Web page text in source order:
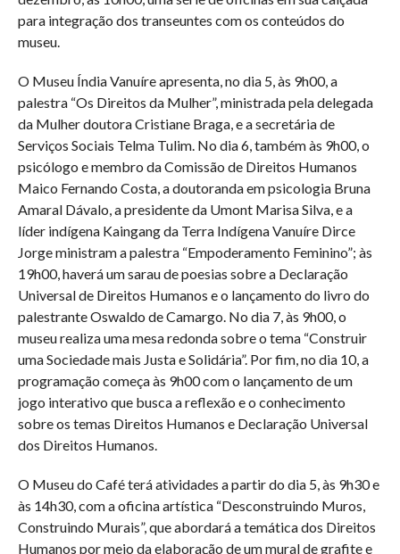
para integração dos transeuntes com os conteúdos do
museu.
O Museu Índia Vanuíre apresenta, no dia 5, às 9h00, a
palestra “Os Direitos da Mulher”, ministrada pela delegada
da Mulher doutora Cristiane Braga, e a secretária de
Serviços Sociais Telma Tulim. No dia 6, também às 9h00, o
psicólogo e membro da Comissão de Direitos Humanos
Maico Fernando Costa, a doutoranda em psicologia Bruna
Amaral Dávalo, a presidente da Umont Marisa Silva, e a
líder indígena Kaingang da Terra Indígena Vanuíre Dirce
Jorge ministram a palestra “Empoderamento Feminino”; às
19h00, haverá um sarau de poesias sobre a Declaração
Universal de Direitos Humanos e o lançamento do livro do
palestrante Oswaldo de Camargo. No dia 7, às 9h00, o
museu realiza uma mesa redonda sobre o tema “Construir
uma Sociedade mais Justa e Solidária”. Por fim, no dia 10, a
programação começa às 9h00 com o lançamento de um
jogo interativo que busca a reflexão e o conhecimento
sobre os temas Direitos Humanos e Declaração Universal
dos Direitos Humanos.
O Museu do Café terá atividades a partir do dia 5, às 9h30 e
às 14h30, com a oficina artística “Desconstruindo Muros,
Construindo Murais”, que abordará a temática dos Direitos
Humanos por meio da elaboração de um mural de grafite e